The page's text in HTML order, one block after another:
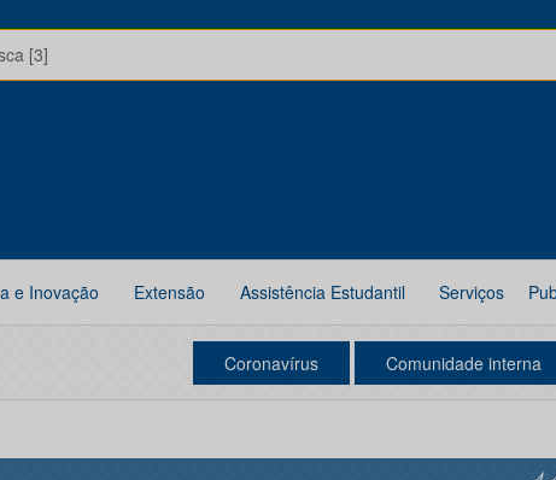
[3]
e Inovação Extensão Assistência Estudantil Serviços
Coronavírus Comunidade interna